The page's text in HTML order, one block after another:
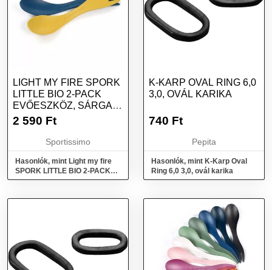
LIGHT MY FIRE SPORK
LITTLE BIO 2-PACK
EVŐESZKÖZ, SÁRGA,
MÉRET
2 590 Ft
Sportissimo
Hasonlók, mint Light my fire
SPORK LITTLE BIO 2-PACK
Evőeszköz, sárga, méret
K-KARP OVAL RING 6,0
3,0, OVÁL KARIKA
740 Ft
Pepita
Hasonlók, mint K-Karp Oval
Ring 6,0 3,0, ovál karika